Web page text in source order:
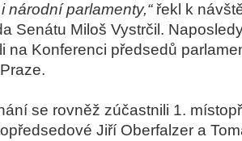
národní parlamenty,“řekl k
Senátu Miloš Vystrčil.
na Konferenci předsedů
se rovněž zúčastnili 1.
Jiří Oberfalzer a